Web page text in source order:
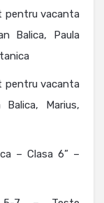
pentru vacanta
Balica, Paula
pentru vacanta
Marius,
– Clasa 6” –